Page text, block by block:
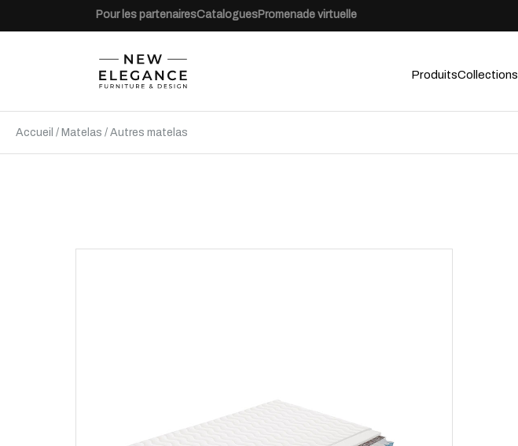
Pour les partenairesCataloguesPromenade virtuelle
ProduitsCollections
Accueil / Matelas / Autres matelas